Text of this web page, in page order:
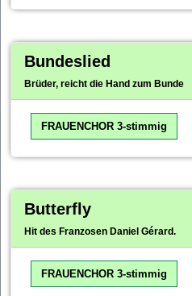
Bundeslied
Brüder, reicht die Hand zum Bunde
FRAUENCHOR 3-stimmig
Butterfly
Hit des Franzosen Daniel Gérard.
FRAUENCHOR 3-stimmig